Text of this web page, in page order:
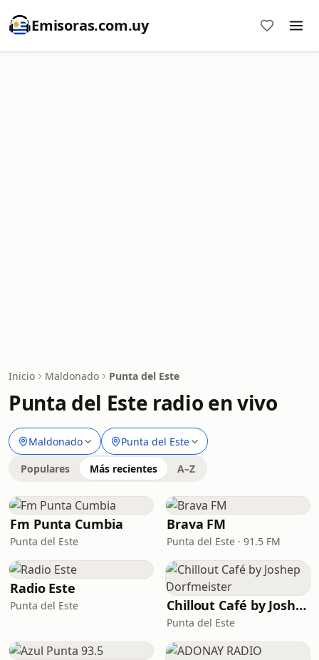
Emisoras.com.uy
Inicio Maldonado Punta del Este
Punta del Este radio en vivo
Maldonado Punta del Este
Populares Más recientes A–Z
Fm Punta Cumbia
Punta del Este
Brava FM
Punta del Este · 91.5 FM
Radio Este
Punta del Este Chillout Café by Joshep Dorfmeister
Punta del Este